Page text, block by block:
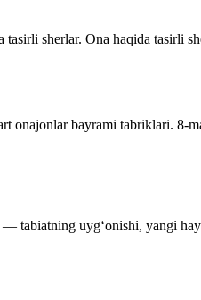
sherlar. Ona haqida tasirli
onajonlar bayrami tabriklari.
tabiatning uyg‘onishi, yangi